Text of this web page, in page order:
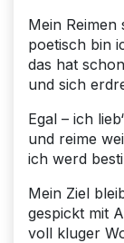
Mein
poetisch bin
das hat
und sich
Egal – ich
und reime
ich werd
Mein Ziel
gespickt mit
voll kluger